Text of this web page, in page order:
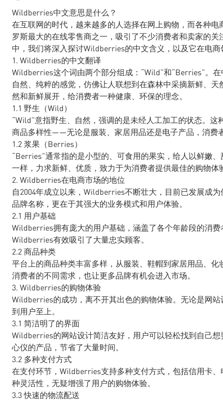
Wildberries中文意思是什么？
在互联网的时代，越来越多的人选择在网上购物，而各种
罗斯最大的在线零售商之一，吸引了不少消费者和卖家的
中，我们将深入探讨Wildberries的中文含义，以及它在电
1. Wildberries的中文翻译
Wildberries这个词由两个部分组成：“Wild”和“Berries”。
自然、纯粹的感觉，仿佛让人联想到在森林中采摘新鲜、
然和新鲜展开，给消费者一种健康、环保的理念。
1.1 野生（Wild）
“Wild”意指野生、自然，强调的是未经人工加工的状态。
商品多样性——无论是服装、家居用品还是电子产品，消费
1.2 浆果（Berries）
“Berries”通常指的是小型的、可食用的果实，给人以鲜嫩
一样，力求新鲜、优质，致力于为消费者提供最佳的购物体
2. Wildberries在电商市场的地位
自2004年成立以来，Wildberries不断壮大，目前已发展成
品牌名称，更在于其强大的业务模式和用户体验。
2.1 用户基础
Wildberries拥有庞大的用户基础，涵盖了各个年龄段的消
Wildberries有效吸引了大量忠实顾客。
2.2 商品种类
平台上的商品种类丰富多样，从服装、鞋帽到家居用品、
消费者的不同需求，也让更多品牌有机会进入市场。
3. Wildberries的购物体验
Wildberries的成功，离不开其出色的购物体验。无论是网
到用户至上。
3.1 简洁明了的界面
Wildberries的网站设计简洁友好，用户可以轻松找到自己
心仪的产品，节省了大量时间。
3.2 多种支付方式
在支付环节，Wildberries支持多种支付方式，包括信用卡
种灵活性，无疑增强了用户的购物体验。
3.3 快速的物流配送